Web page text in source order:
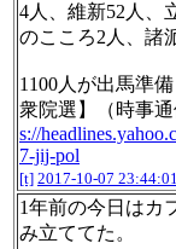
4人、維新52人、
のこころ2人、諸
1100人が出馬準
衆院選】（時事
s://
7-jij-pol
[t] 2017-10-07 23:44:01
1年前の今日はカ
み立ててた。